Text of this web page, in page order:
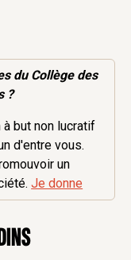
du Collège des
?
but non lucratif
d'entre vous.
un
Je donne